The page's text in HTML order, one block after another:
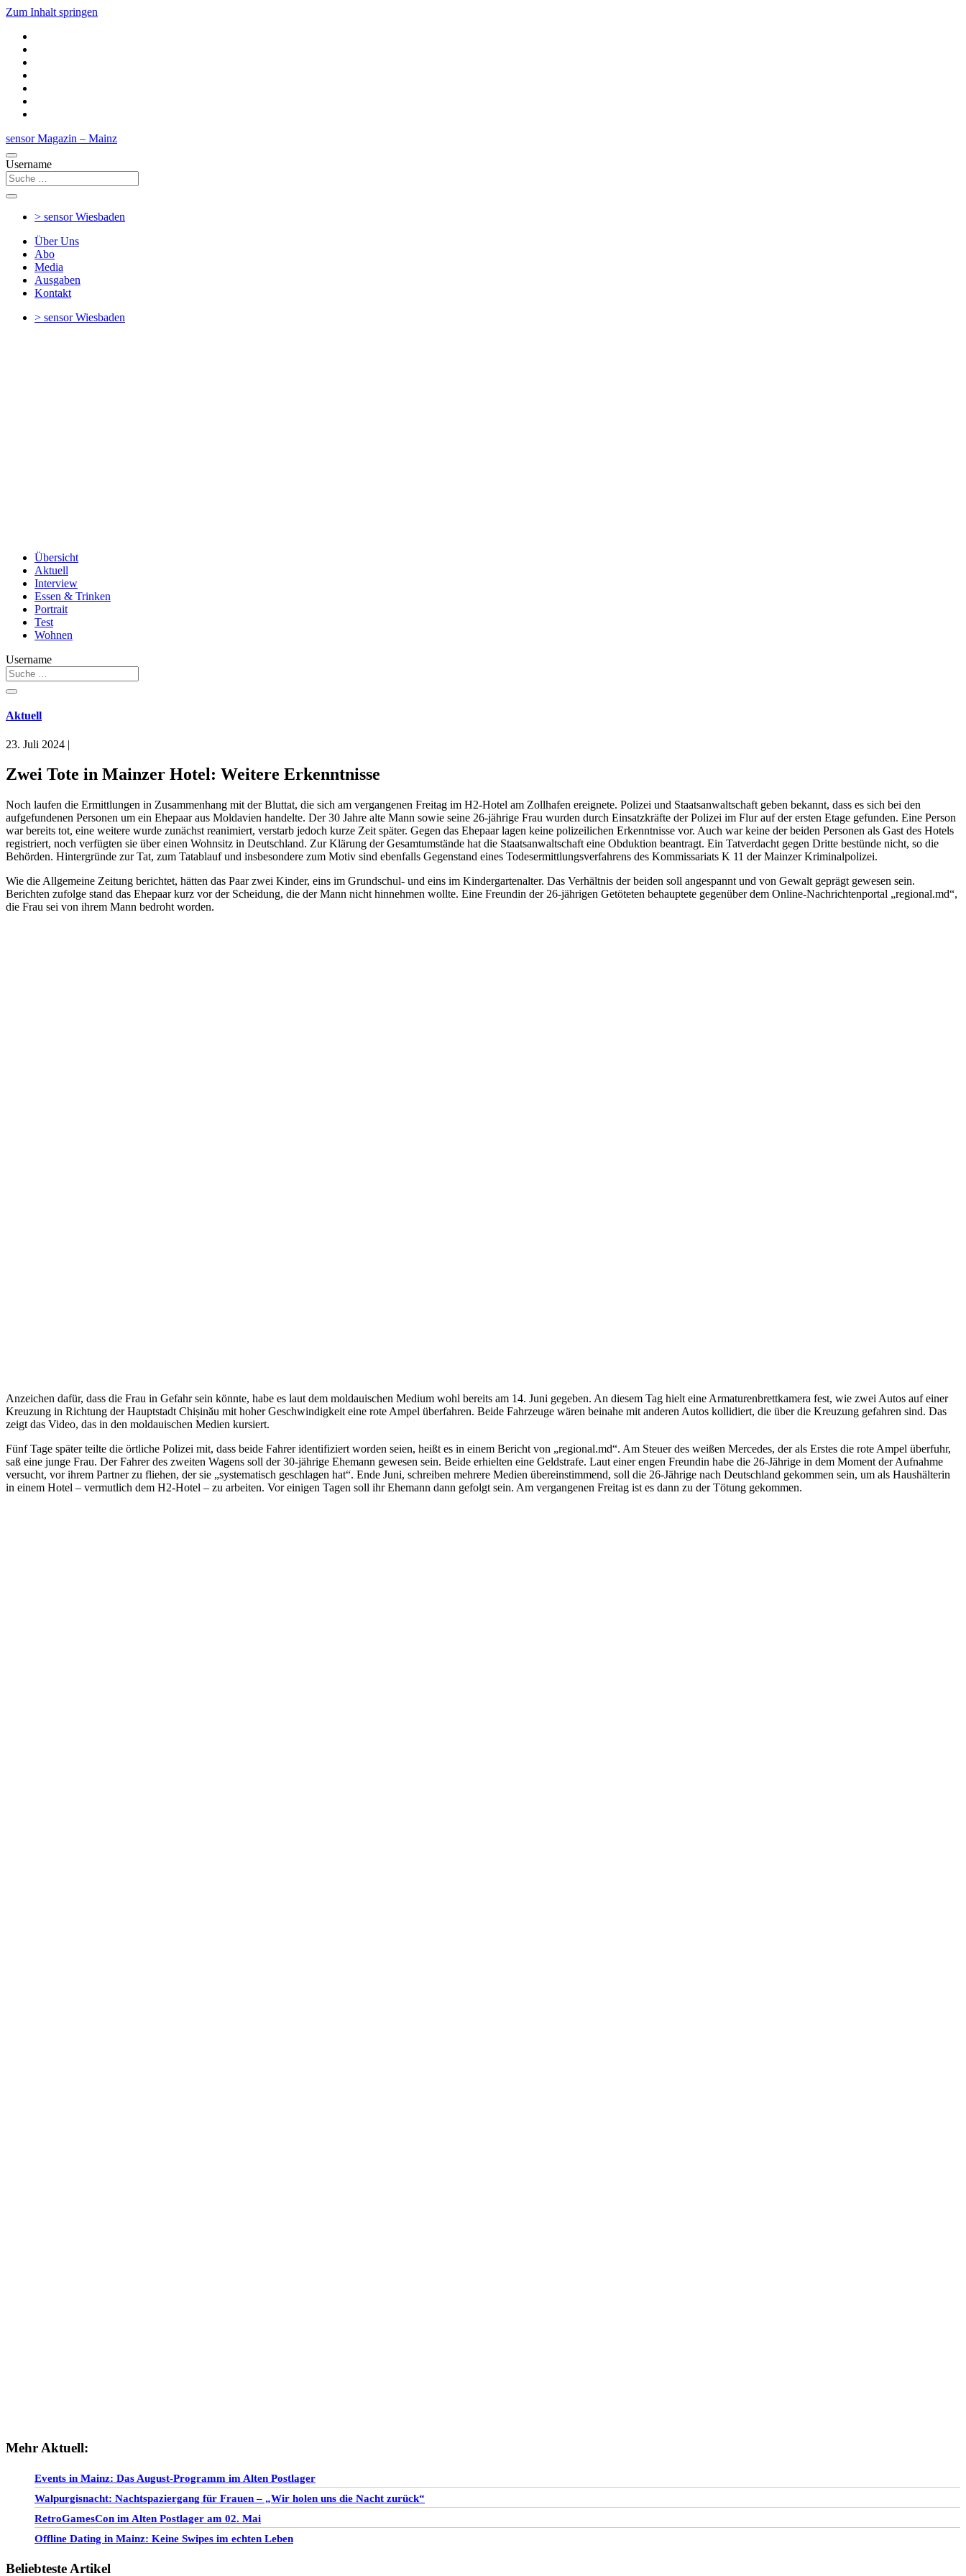
Zum Inhalt springen
sensor Magazin – Mainz
Username
> sensorWiesbaden
Über Uns
Abo
Media
Ausgaben
Kontakt
> sensorWiesbaden
Übersicht
Aktuell
Interview
Essen & Trinken
Portrait
Test
Wohnen
Username
Aktuell
23. Juli 2024 |
Zwei Tote in Mainzer Hotel: Weitere Erkenntnisse
Noch laufen die Ermittlungen in Zusammenhang mit der Bluttat, die sich am vergangenen Freitag im H2-Hotel am Zollhafen ereignete. Polizei und Staatsanwaltschaft geben bekannt, dass es sich bei den
aufgefundenen Personen um ein Ehepaar aus Moldavien handelte. Der 30 Jahre alte Mann sowie seine 26-jährige Frau wurden durch Einsatzkräfte der Polizei im Flur auf der ersten Etage gefunden. Eine Person
war bereits tot, eine weitere wurde zunächst reanimiert, verstarb jedoch kurze Zeit später. Gegen das Ehepaar lagen keine polizeilichen Erkenntnisse vor. Auch war keine der beiden Personen als Gast des Hotels
registriert, noch verfügten sie über einen Wohnsitz in Deutschland. Zur Klärung der Gesamtumstände hat die Staatsanwaltschaft eine Obduktion beantragt. Ein Tatverdacht gegen Dritte bestünde nicht, so die
Behörden. Hintergründe zur Tat, zum Tatablauf und insbesondere zum Motiv sind ebenfalls Gegenstand eines Todesermittlungsverfahrens des Kommissariats K 11 der Mainzer Kriminalpolizei.
Wie die Allgemeine Zeitung berichtet, hätten das Paar zwei Kinder, eins im Grundschul- und eins im Kindergartenalter. Das Verhältnis der beiden soll angespannt und von Gewalt geprägt gewesen sein.
Berichten zufolge stand das Ehepaar kurz vor der Scheidung, die der Mann nicht hinnehmen wollte. Eine Freundin der 26-jährigen Getöteten behauptete gegenüber dem Online-Nachrichtenportal „regional.md“,
die Frau sei von ihrem Mann bedroht worden.
Anzeichen dafür, dass die Frau in Gefahr sein könnte, habe es laut dem moldauischen Medium wohl bereits am 14. Juni gegeben. An diesem Tag hielt eine Armaturenbrettkamera fest, wie zwei Autos auf einer
Kreuzung in Richtung der Hauptstadt Chișinău mit hoher Geschwindigkeit eine rote Ampel überfahren. Beide Fahrzeuge wären beinahe mit anderen Autos kollidiert, die über die Kreuzung gefahren sind. Das
zeigt das Video, das in den moldauischen Medien kursiert.
Fünf Tage später teilte die örtliche Polizei mit, dass beide Fahrer identifiziert worden seien, heißt es in einem Bericht von „regional.md“. Am Steuer des weißen Mercedes, der als Erstes die rote Ampel überfuhr,
saß eine junge Frau. Der Fahrer des zweiten Wagens soll der 30-jährige Ehemann gewesen sein. Beide erhielten eine Geldstrafe. Laut einer engen Freundin habe die 26-Jährige in dem Moment der Aufnahme
versucht, vor ihrem Partner zu fliehen, der sie „systematisch geschlagen hat“. Ende Juni, schreiben mehrere Medien übereinstimmend, soll die 26-Jährige nach Deutschland gekommen sein, um als Haushälterin
in einem Hotel – vermutlich dem H2-Hotel – zu arbeiten. Vor einigen Tagen soll ihr Ehemann dann gefolgt sein. Am vergangenen Freitag ist es dann zu der Tötung gekommen.
Mehr Aktuell:
Events in Mainz: Das August-Programm im Alten Postlager
Walpurgisnacht: Nachtspaziergang für Frauen – „Wir holen uns die Nacht zurück“
RetroGamesCon im Alten Postlager am 02. Mai
Offline Dating in Mainz: Keine Swipes im echten Leben
Beliebteste Artikel